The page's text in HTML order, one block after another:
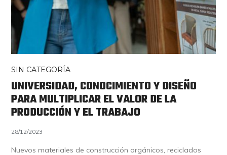
SIN CATEGORÍA
UNIVERSIDAD, CONOCIMIENTO Y DISEÑO
PARA MULTIPLICAR EL VALOR DE LA
PRODUCCIÓN Y EL TRABAJO
28/12/2023
Nuevos materiales de construcción orgánicos, reciclados